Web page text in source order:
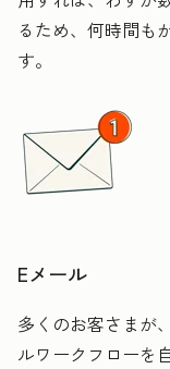
るため、何時間も
す。
Eメール
多くのお客さまが
ルワークフローを